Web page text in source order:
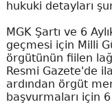
hukuki detayları
MGK Şartı ve 6
geçmesi için Milli
örgütünün fiilen
Resmi Gazete'de
ardından örgüt
başvurmaları için